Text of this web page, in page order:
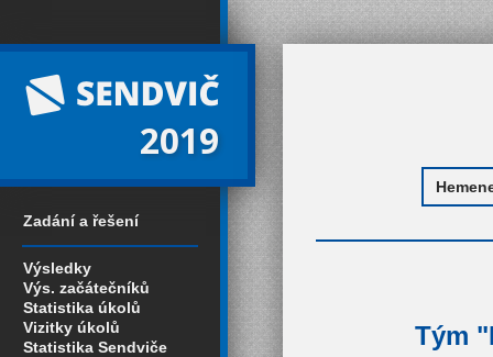
2019
Zadání a řešení
Výsledky
Výs. začátečníků
Statistika úkolů
Vizitky úkolů
Statistika Sendviče
Tým